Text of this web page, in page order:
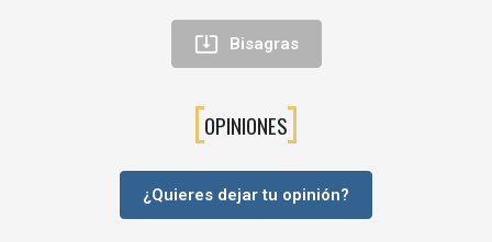
Apertura 95º: acceso cómodo al interior del mueble sin
Regulación de la puerta en horizontal (0–5 mm) y en
profundidad (0–4 mm), facilitando una alineación perfecta
Cierre por muelle, más preciso y duradero que el cierre por
 Bisagras
OPINIONES
¿Quieres dejar tu opinión?